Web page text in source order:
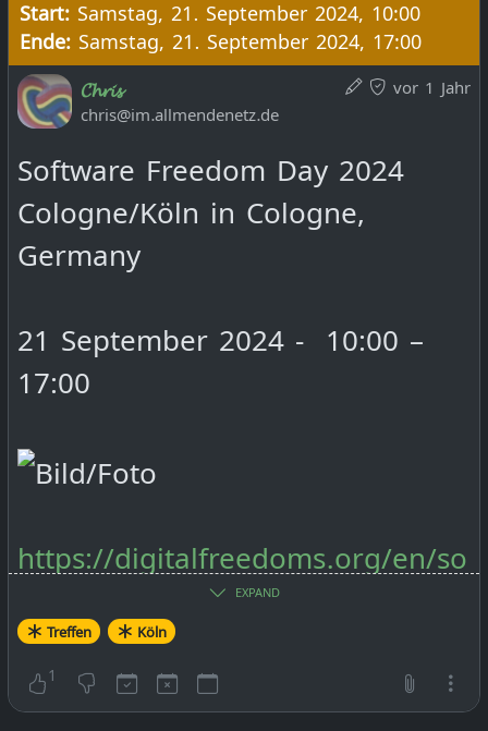
Start: Samstag, 21. September 2024, 10:00
Ende: Samstag, 21. September 2024, 17:00
vor 1 Jahr
𝓒𝓱𝓻𝓲𝓼
chris@im.allmendenetz.de
Software Freedom Day 2024
Cologne/Köln in Cologne,
Germany
21 September 2024 - 10:00 –
17:00
https://digitalfreedoms.org/en/so
ftware-freedom-
day/events/software-freedom-
day-2024-cologne-koeln
EXPAND
Treffen Köln
1